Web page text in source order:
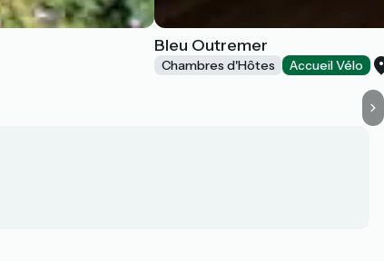
Bleu Outremer
Chambres d'Hôtes Accueil Vélo